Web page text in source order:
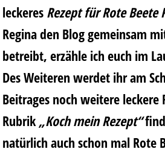
leckeres Rezept für Rote Beete
Regina den Blog gemeinsam
betreibt, erzähle ich euch im
Des Weiteren werdet ihr am
Beitrages noch weitere leckere
Rubrik „Koch mein Rezept“
natürlich auch schon mal Rote